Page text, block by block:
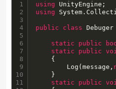
1
2
3
4
5
6
7
8
9
10
11
using
using
public class
static public
static
public
		Log(message,
static
public